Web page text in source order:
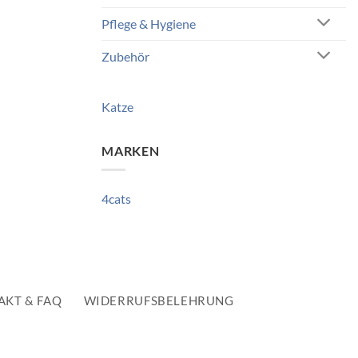
Pflege & Hygiene
Zubehör
Katze
MARKEN
4cats
& FAQ WIDERRUFSBELEHRUNG